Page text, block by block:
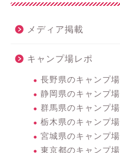
メディア掲載
キャンプ場レポ
長野県のキャンプ場
静岡県のキャンプ場
群馬県のキャンプ場
栃木県のキャンプ場
宮城県のキャンプ場
東京都のキャンプ場